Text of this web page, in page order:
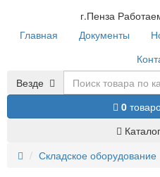
г.Пенза
Главная
Документы
Везде
0
Складское оборудование